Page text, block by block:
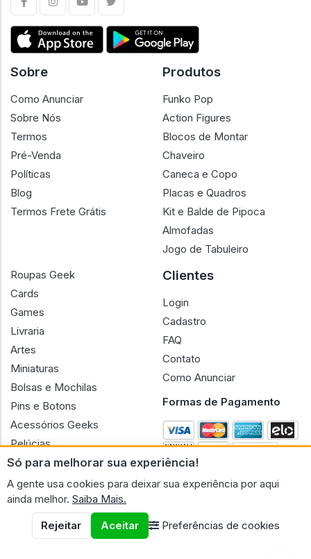
Só para melhorar sua experiência!
A gente usa cookies para deixar sua experiência por aqui
ainda melhor. Saiba Mais.
Rejeitar
Aceitar Preferências de cookies
Sobre
Como Anunciar
Sobre Nós
Termos
Pré-Venda
Políticas
Blog
Termos Frete Grátis
Produtos
Funko Pop
Action Figures
Blocos de Montar
Chaveiro
Caneca e Copo
Placas e Quadros
Kit e Balde de Pipoca
Almofadas
Jogo de Tabuleiro
Roupas Geek
Cards
Games
Livraria
Artes
Miniaturas
Bolsas e Mochilas
Pins e Botons
Acessórios Geeks
Pelúcias
Bonecas
Clientes
Login
Cadastro
FAQ
Contato
Como Anunciar
Formas de Pagamento
CNPJ n.º 30.220.458/0001-17 - GERAL GEEK PORTAL ELETRONICO